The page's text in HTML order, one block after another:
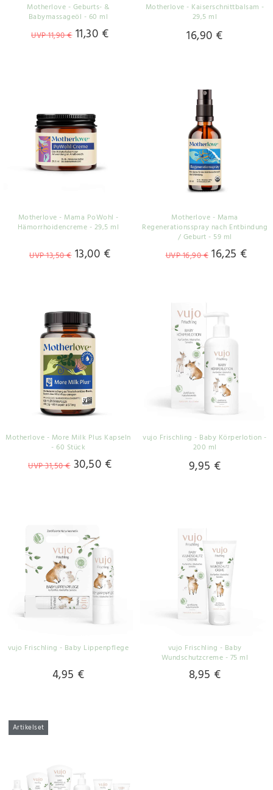
Motherlove - Geburts- &
Babymassageöl - 60 ml
UVP 11,90 € 11,30 €
Motherlove - Kaiserschnittbalsam -
29,5 ml
16,90 €
Motherlove - Mama PoWohl -
Hämorrhoidencreme - 29,5 ml
UVP 13,50 € 13,00 €
Motherlove - Mama
Regenerationsspray nach Entbindung
/ Geburt - 59 ml
UVP 16,90 € 16,25 €
Motherlove - More Milk Plus Kapseln
- 60 Stück
UVP 31,50 € 30,50 €
vujo Frischling - Baby Körperlotion -
200 ml
9,95 €
vujo Frischling - Baby Lippenpflege
4,95 €
vujo Frischling - Baby
Wundschutzcreme - 75 ml
8,95 €
Artikelset